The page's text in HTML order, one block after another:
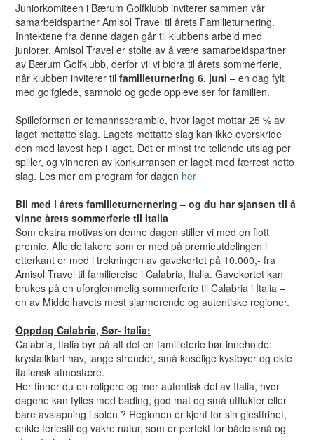
Juniorkomiteen i Bærum Golfklubb inviterer sammen vår
samarbeidspartner Amisol Travel til årets Familieturnering.
Inntektene fra denne dagen går til klubbens arbeid med
juniorer. Amisol Travel er stolte av å være samarbeidspartner
av Bærum Golfklubb, derfor vil vi bidra til årets sommerferie,
når klubben inviterer tilfamilieturnering 6. juni – en dag fylt
med golfglede, samhold og gode opplevelser for familien.
Spilleformen er tomannsscramble, hvor laget mottar 25 % av
laget mottatte slag. Lagets mottatte slag kan ikke overskride
den med lavest hcp i laget. Det er minst tre tellende utslag per
spiller, og vinneren av konkurransen er laget med færrest netto
slag. Les mer om program for dagen her
Bli med i årets familieturnernering – og du har sjansen til å
vinne årets sommerferie til Italia
Som ekstra motivasjon denne dagen stiller vi med en flott
premie. Alle deltakere som er med på premieutdelingen i
etterkant er med i trekningen av gavekortet på 10.000,- fra
Amisol Travel til familiereise i Calabria, Italia. Gavekortet kan
brukes på en uforglemmelig sommerferie til Calabria i Italia –
en av Middelhavets mest sjarmerende og autentiske regioner.
Oppdag Calabria, Sør- Italia:
Calabria, Italia byr på alt det en familieferie bør inneholde:
krystallklart hav, lange strender, små koselige kystbyer og ekte
italiensk atmosfære.
Her finner du en roligere og mer autentisk del av Italia, hvor
dagene kan fylles med bading, god mat og små utflukter eller
bare avslapning i solen ? Regionen er kjent for sin gjestfrihet,
enkle feriestil og vakre natur, som er perfekt for både små og